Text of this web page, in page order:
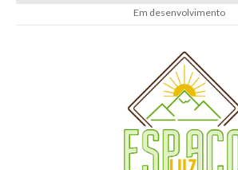
Em desenvolvimento